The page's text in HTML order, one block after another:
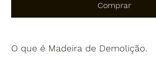
Comprar
O que é Madeira de Demolição.